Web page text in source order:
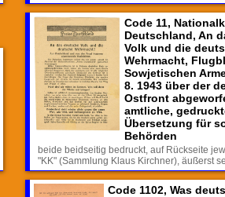
Code 11,
Deutschland, An
Volk und die
Wehrmacht,
Sowjetischen
8. 1943 über der
Ostfront
amtliche,
Übersetzung für
Behörden
beide beidseitig bedruckt, auf Rückseite
"KK" (Sammlung Klaus Kirchner), äußerst
Code 1102, Was